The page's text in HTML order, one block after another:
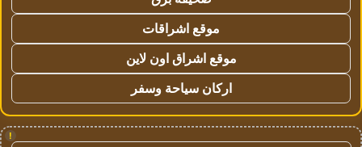
موقع اشراقات
موقع اشراق اون لاين
اركان سياحة وسفر
!